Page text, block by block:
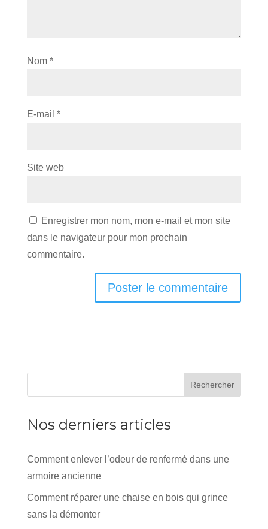
Nom *
E-mail *
Site web
Enregistrer mon nom, mon e-mail et mon site
dans le navigateur pour mon prochain
commentaire.
Rechercher
Nos derniers articles
Comment enlever l’odeur de renfermé dans une
armoire ancienne
Comment réparer une chaise en bois qui grince
sans la démonter